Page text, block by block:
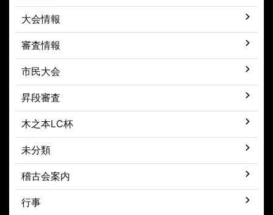
大会情報
審査情報
市民大会
昇段審査
木之本LC杯
未分類
稽古会案内
行事